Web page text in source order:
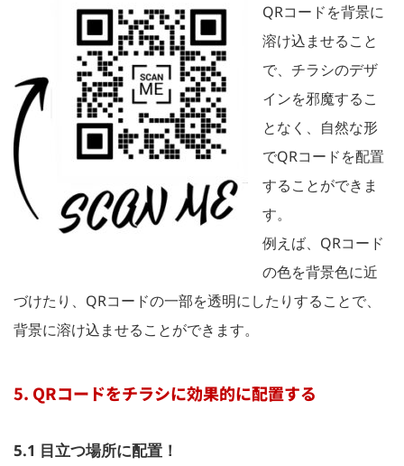
QRコードを背景に
溶け込ませること
で、チラシのデザ
インを邪魔するこ
となく、自然な形
でQRコードを配置
することができま
す。
例えば、QRコード
の色を背景色に近
づけたり、QRコードの一部を透明にしたりすることで、
背景に溶け込ませることができます。
5. QRコードをチラシに効果的に配置する
5.1 目立つ場所に配置！